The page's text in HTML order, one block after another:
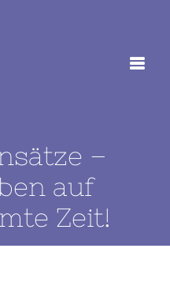
–
auf
Zeit!